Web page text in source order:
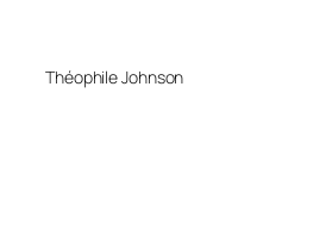
Théophile Johnson